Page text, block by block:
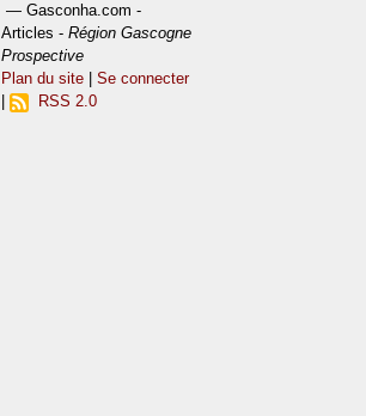
— Gasconha.com -
Articles -Région Gascogne
Prospective
Plan du site |Se connecter
|
RSS 2.0